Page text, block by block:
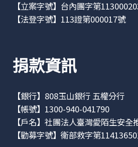
【立案字號】台內團字第
【法登字號】113證第000017號
捐款資訊
【銀行】808玉山銀行 五權分行
【帳號】1300-940-041790
【戶名】社團法人臺灣愛陌生安全
【勸募字號】衛部救字第